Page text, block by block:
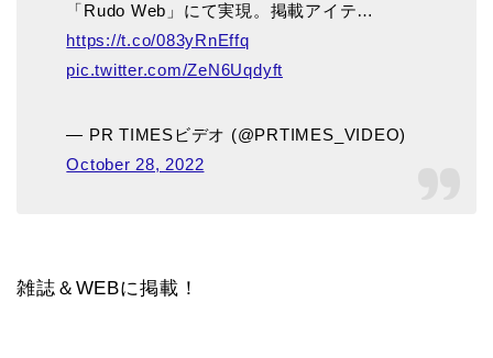
「Rudo Web」にて実現。掲載アイテ…
https://t.co/083yRnEffq
pic.twitter.com/ZeN6Uqdyft
— PR TIMESビデオ (@PRTIMES_VIDEO)
October 28, 2022
雑誌＆WEBに掲載！